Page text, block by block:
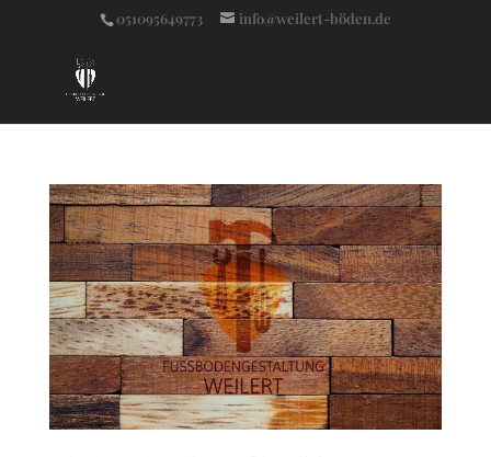
051095649773 info@weilert-böden.de